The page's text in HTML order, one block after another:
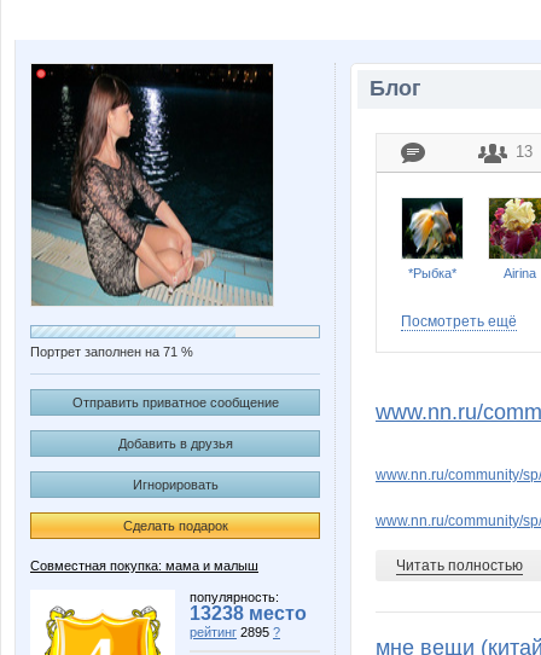
Портрет заполнен на 71 %
Отправить приватное сообщение
Добавить в друзья
Игнорировать
Сделать подарок
Совместная покупка: мама и малыш
популярность:
13238 место
рейтинг 2895 ?
Блог
13
*Рыбка* Airina
Посмотреть ещё
www.nn.ru/
www.nn.ru/community/
www.nn.ru/community/
Читать полностью
мне вещи